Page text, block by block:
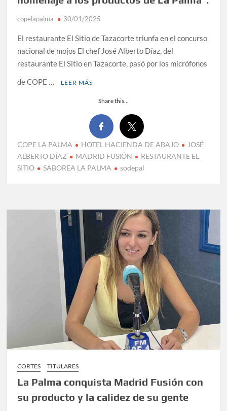
copelapalma 30/01/2025
El restaurante El Sitio de Tazacorte triunfa en el concurso
nacional de mojos El chef José Alberto Díaz, del
restaurante El Sitio en Tazacorte, pasó por los micrófonos
de COPE …
LEER MÁS
Share this...
COPE LA PALMA HOTEL HACIENDA DE ABAJO
JOSÉ
ALBERTO DÍAZ
MADRID FUSIÓN
RESTAURANTE EL
SITIO
SABOREA LA PALMA sodepal
CORTES TITULARES
La Palma conquista Madrid Fusión con
su producto y la calidez de su gente